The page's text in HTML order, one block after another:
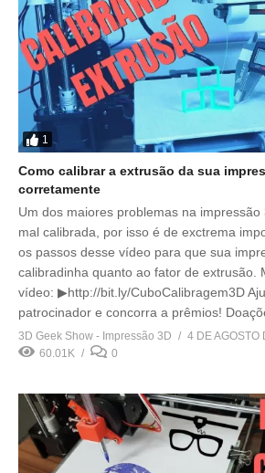
1
Como calibrar a extrusão da sua
corretamente
Um dos maiores problemas na
mal calibrada, por isso é de exctrema
os passos desse vídeo para que sua
calibradinha quanto ao fator de extrusão.
vídeo: ▶http://bit.ly/CuboCalibragem3D
patrocinador e concorra a prêmios!
3D Geek Show - Impressão 3D
4 DE AGOSTO
60.01K
0